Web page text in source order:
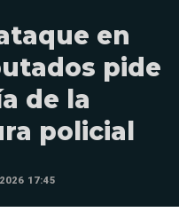
en
pide
de la
policial
17:45